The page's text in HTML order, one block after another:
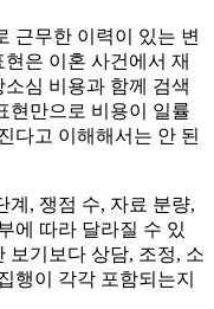
근무한 이력이 있는 변
은 이혼 사건에서 재
심 비용과 함께 검색
현만으로 비용이 일률
다고 이해해서는 안 된
계, 쟁점 수, 자료 분량,
에 따라 달라질 수 있
보기보다 상담, 조정, 소
행이 각각 포함되는지